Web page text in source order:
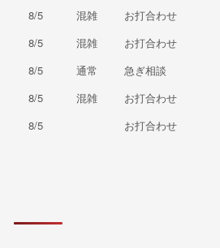
8/5 混雑
お打合わせ
8/5 混雑
お打合わせ
8/5 通常
急ぎ相談
8/5 混雑
お打合わせ
8/5 お打合わせ